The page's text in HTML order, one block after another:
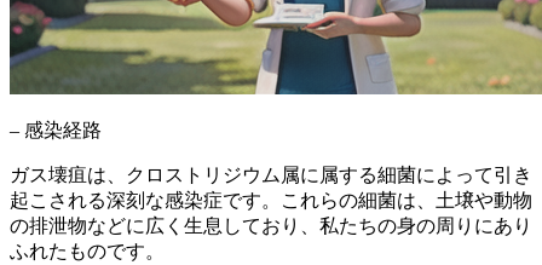
– 感染経路
ガス壊疽は、 クロストリジウム属に属する細菌によって引き
起こされる深刻な感染症です。これらの細菌は、土壌や動物
の排泄物などに広く生息しており、私たちの身の周りにあり
ふれたものです。